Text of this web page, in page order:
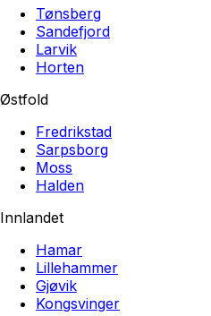
Tønsberg
Sandefjord
Larvik
Horten
Østfold
Fredrikstad
Sarpsborg
Moss
Halden
Innlandet
Hamar
Lillehammer
Gjøvik
Kongsvinger